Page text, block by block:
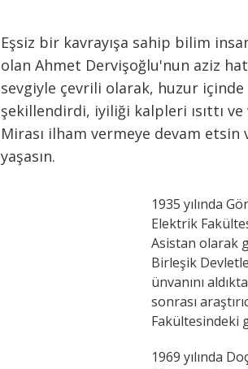
Eşsiz bir kavrayışa sahip bilim
olan Ahmet Dervişoğlu'nun aziz
sevgiyle çevrili olarak, huzur
şekillendirdi, iyiliği kalpleri ısıttı
Mirası ilham vermeye devam etsin
yaşasın.
1935 yılında
Elektrik
Asistan olarak
Birleşik
ünvanını
sonrası
Fakültesindeki
1969 yılında